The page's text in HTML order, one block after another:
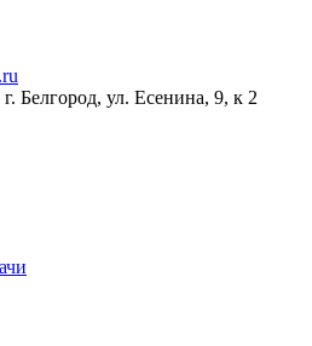
ул. Есенина, 9, к 2